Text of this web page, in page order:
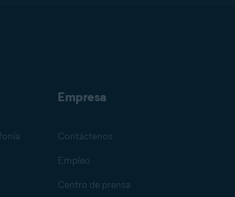
Empresa
Contáctenos
Empleo
Centro de prensa